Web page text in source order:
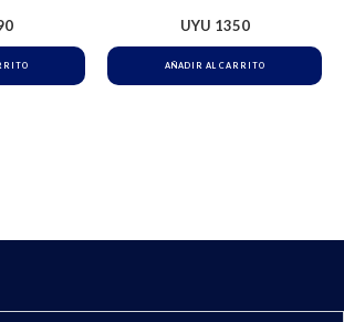
Piel
UYU 1350
AÑADIR AL CARRITO